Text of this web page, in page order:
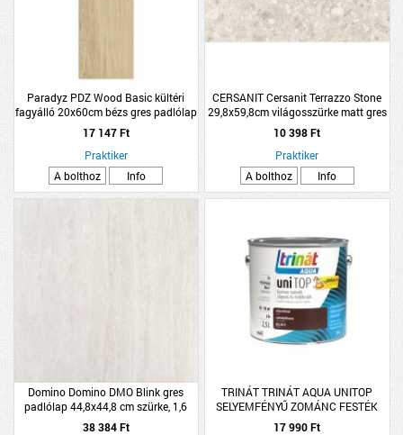
Paradyz PDZ Wood Basic kültéri
fagyálló 20x60cm bézs gres padlólap
17 147 Ft
Praktiker
A bolthoz
Info
CERSANIT Cersanit Terrazzo Stone
29,8x59,8cm világosszürke matt gres
padlólap
10 398 Ft
Praktiker
A bolthoz
Info
Domino Domino DMO Blink gres
padlólap 44,8x44,8 cm szürke, 1,6
m2/cs, PEI4 R9 fagyálló
38 384 Ft
TRINÁT TRINÁT AQUA UNITOP
SELYEMFÉNYŰ ZOMÁNC FESTÉK
2,5L, CSOKOLÁDÉBARNA RAL 8017
17 990 Ft